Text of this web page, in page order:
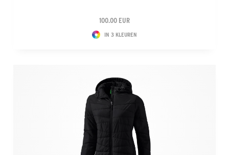
100.00 EUR
IN 3 KLEUREN